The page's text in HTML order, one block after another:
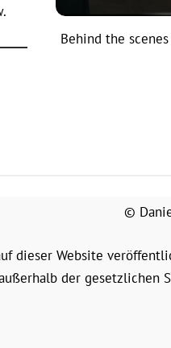
Behind the
©
dieser Website
der gesetzlichen